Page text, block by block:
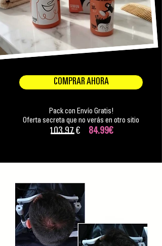
COMPRAR AHORA
Pack con Envío Gratis!
Oferta secreta que no verás en otro sitio
103.97 € 84.99€